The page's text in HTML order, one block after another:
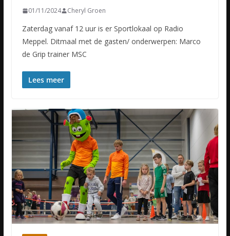
01/11/2024 Cheryl Groen
Zaterdag vanaf 12 uur is er Sportlokaal op Radio
Meppel. Ditmaal met de gasten/ onderwerpen: Marco
de Grip trainer MSC
Lees meer